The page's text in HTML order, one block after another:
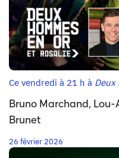
Ce vendredi à 21 h à Deux
Bruno Marchand,
Brunet
26 février 2026